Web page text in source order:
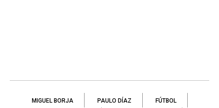
MIGUEL BORJA PAULO DÍAZ FÚTBOL